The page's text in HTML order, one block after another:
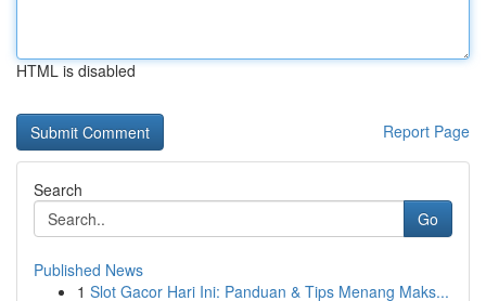
HTML is disabled
Report Page
Search
Go
Published News
1 Slot Gacor Hari Ini: Panduan & Tips Menang Maks...